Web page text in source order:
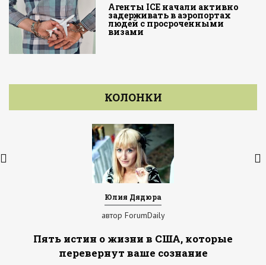
Агенты ICE начали активно
задерживать в аэропортах
людей с просроченными
визами
КОЛОНКИ
Юлия Дядюра
автор ForumDaily
Пять истин о жизни в США, которые
перевернут ваше сознание